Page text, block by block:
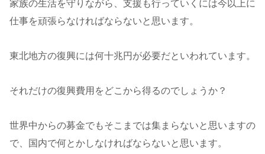
家族の生活を守りながら、支援も行っていくには今以上に
仕事を頑張らなければならないと思います。
東北地方の復興には何十兆円が必要だといわれています。
それだけの復興費用をどこから得るのでしょうか？
世界中からの募金でもそこまでは集まらないと思いますの
で、国内で何とかしなければならないと思います。